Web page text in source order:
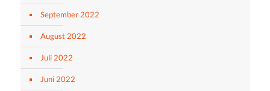
September 2022
August 2022
Juli 2022
Juni 2022